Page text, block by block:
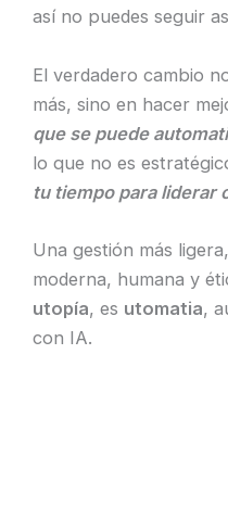
así no puedes seguir
El verdadero cambio
más, sino en hacer
que se puede
lo que no es
tu tiempo para liderar
​Una gestión más
moderna, humana y
utopía, es utomatia,
con IA.